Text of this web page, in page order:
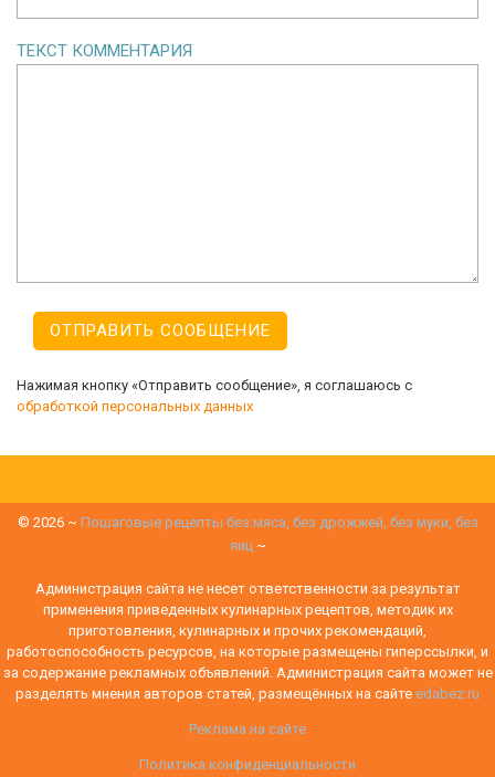
ТЕКСТ КОММЕНТАРИЯ
Нажимая кнопку «Отправить сообщение», я соглашаюсь с
обработкой персональных данных
© 2026~ Пошаговые рецепты без мяса, без дрожжей, без муки, без
яиц ~
Администрация сайта не несет ответственности за результат
применения приведенных кулинарных рецептов, методик их
приготовления, кулинарных и прочих рекомендаций,
работоспособность ресурсов, на которые размещены гиперссылки, и
за содержание рекламных объявлений. Администрация сайта может не
разделять мнения авторов статей, размещённых на сайте edabez.ru
Реклама на сайте
Политика конфиденциальности